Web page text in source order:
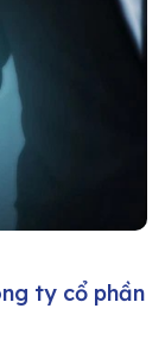
ty cổ phần